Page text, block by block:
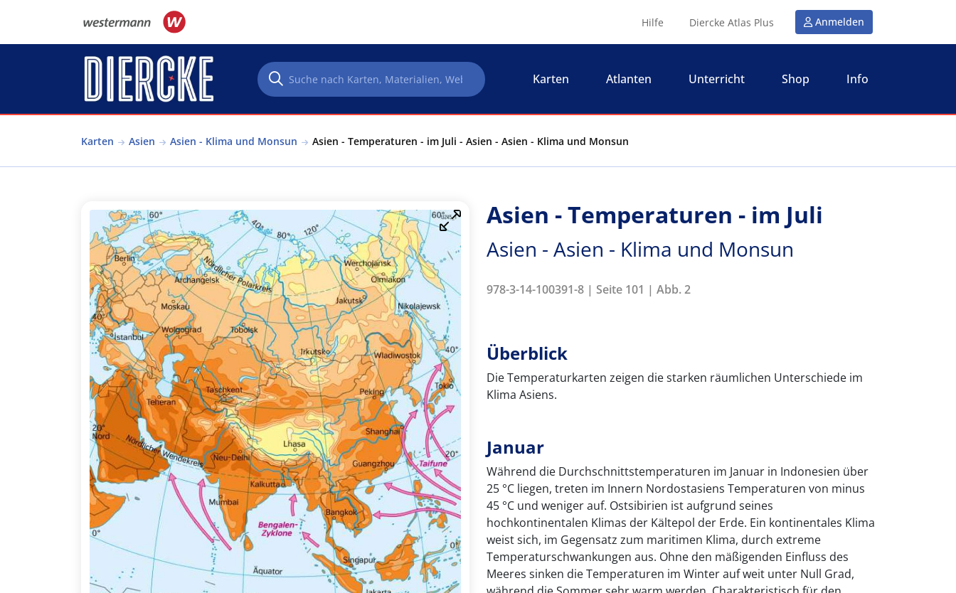
Hilfe Diercke Atlas Plus Anmelden
Karten Atlanten Unterricht Shop Info
Karten Asien Asien - Klima und Monsun Asien - Temperaturen - im Juli - Asien - Asien - Klima und Monsun
Asien - Temperaturen - im Juli
Asien - Asien - Klima und Monsun
978-3-14-100391-8 | Seite 101 | Abb. 2
Überblick
Die Temperaturkarten zeigen die starken räumlichen Unterschiede im
Klima Asiens.
Januar
Während die Durchschnittstemperaturen im Januar in Indonesien über
25 °C liegen, treten im Innern Nordostasiens Temperaturen von minus
45 °C und weniger auf. Ostsibirien ist aufgrund seines
hochkontinentalen Klimas der Kältepol der Erde. Ein kontinentales Klima
weist sich, im Gegensatz zum maritimen Klima, durch extreme
Temperaturschwankungen aus. Ohne den mäßigenden Einfluss des
Meeres sinken die Temperaturen im Winter auf weit unter Null Grad,